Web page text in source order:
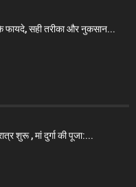
के फायदे, सही तरीका और नुकसान...
शुरू , मां दुर्गा की पूजा:...